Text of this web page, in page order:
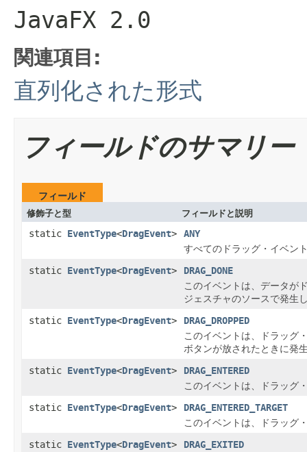
JavaFX 2.0
関連項目:
直列化された形式
フィールドのサマリー
フィールド
修飾子と型 フィールドと説明
static EventType<DragEvent> ANY
すべてのドラッグ・イベン
static EventType<DragEvent> DRAG_DONE
このイベントは、データが
ジェスチャのソースで発生
static EventType<DragEvent> DRAG_DROPPED
このイベントは、ドラッグ
ボタンが放されたときに発
static EventType<DragEvent> DRAG_ENTERED
このイベントは、ドラッグ
static EventType<DragEvent> DRAG_ENTERED_TARGET
このイベントは、ドラッグ
static EventType<DragEvent> DRAG_EXITED